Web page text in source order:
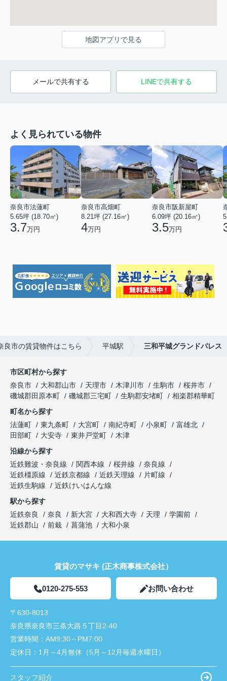
地図アプリで見る
メールで共有する LINEで共有する
よく見られている物件
奈良市法蓮町
5.65坪 (18.70㎡)
3.7万円
奈良市高畑町
8.21坪 (27.16㎡)
4万円
奈良市阪新屋町
6.09坪 (20.16㎡)
3.5万円
良市の賃貸物件はこちら 平城駅 三和平城グランドパレス
市区町村から探す
奈良市
大和郡山市 天理市 木津川市 生駒市
桜井市
磯城郡田原本町
磯城郡三宅町 生駒郡安堵町
相楽郡精華町
町名から探す
法蓮町
東九条町 大宮町 南紀寺町 小泉町
富雄北
田部町
大安寺 東井戸堂町
木津
沿線から探す
近鉄難波・奈良線
関西本線 桜井線
奈良線
近鉄橿原線
近鉄京都線 近鉄天理線
片町線
近鉄生駒線
近鉄けいはんな線
駅から探す
近鉄奈良
奈良 新大宮 大和西大寺 天理
学園前
近鉄郡山
前栽 菖蒲池 大和小泉
賃貸のマサキ (正木商事株式会社）
0120-275-553 お問い合わせ
〒630-8013
奈良県奈良市三条大路５丁目2-40
営業時間： AM9:30～PM7:00
定休日： 1月～4月無休（5月～12月毎週水曜日）
スタッフ紹介